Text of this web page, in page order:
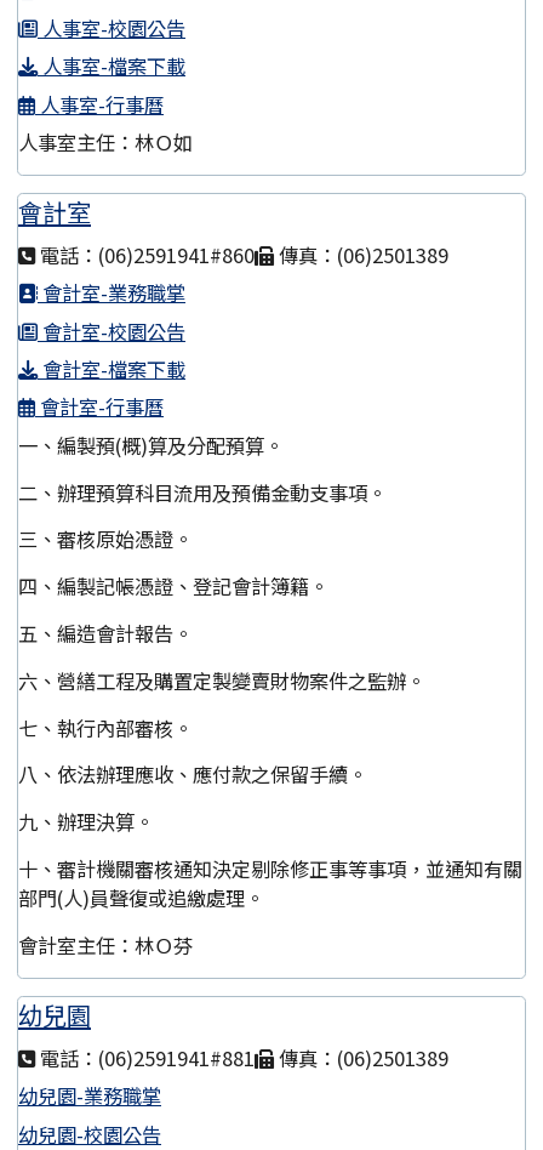
人事室-校園公告
人事室-檔案下載
人事室-行事曆
人事室主任：林Ｏ如
會計室
電話：(06)2591941#860
傳真：(06)2501389
會計室-業務職掌
會計室-校園公告
會計室-檔案下載
會計室-行事曆
一、編製預(概)算及分配預算。
二、辦理預算科目流用及預備金動支事項。
三、審核原始憑證。
四、編製記帳憑證、登記會計簿籍。
五、編造會計報告。
六、營繕工程及購置定製變賣財物案件之監辦。
七、執行內部審核。
八、依法辦理應收、應付款之保留手續。
九、辦理決算。
十、審計機關審核通知決定剔除修正事等事項，並通知有關
部門(人)員聲復或追繳處理。
會計室主任：林Ｏ芬
幼兒園
電話：(06)2591941#881
傳真：(06)2501389
幼兒園-業務職掌
幼兒園-校園公告